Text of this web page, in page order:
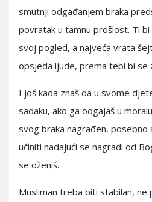
smutnji odgađanjem braka
povratak u tamnu prošlost. Ti
svoj pogled, a najveća vrata
opsjeda ljude, prema tebi bi se
I još kada znaš da u svome
sadaku, ako ga odgajaš u
svog braka nagrađen, posebno
učiniti nadajući se nagradi od
se oženiš.
Musliman treba biti stabilan, ne